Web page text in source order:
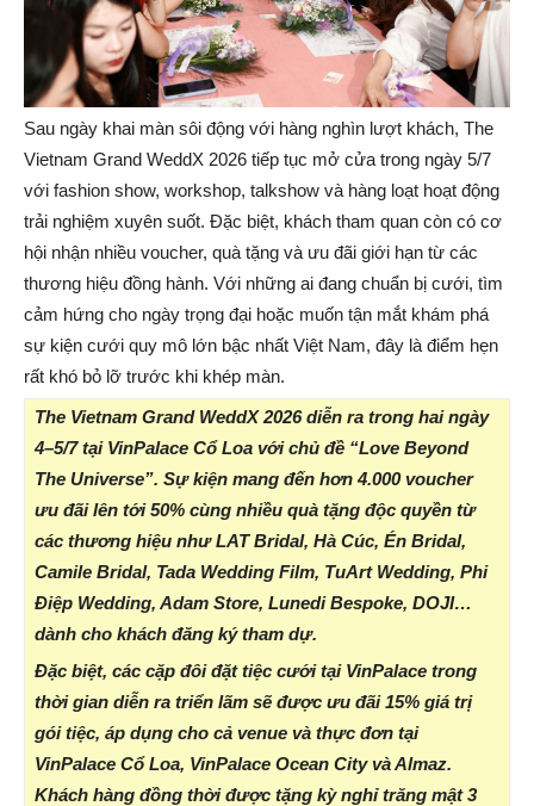
Sau ngày khai màn sôi động với hàng nghìn lượt khách, The
Vietnam Grand WeddX 2026 tiếp tục mở cửa trong ngày 5/7
với fashion show, workshop, talkshow và hàng loạt hoạt động
trải nghiệm xuyên suốt. Đặc biệt, khách tham quan còn có cơ
hội nhận nhiều voucher, quà tặng và ưu đãi giới hạn từ các
thương hiệu đồng hành. Với những ai đang chuẩn bị cưới, tìm
cảm hứng cho ngày trọng đại hoặc muốn tận mắt khám phá
sự kiện cưới quy mô lớn bậc nhất Việt Nam, đây là điểm hẹn
rất khó bỏ lỡ trước khi khép màn.
The Vietnam Grand WeddX 2026 diễn ra trong hai ngày
4–5/7 tại VinPalace Cổ Loa với chủ đề “Love Beyond
The Universe”. Sự kiện mang đến hơn 4.000 voucher
ưu đãi lên tới 50% cùng nhiều quà tặng độc quyền từ
các thương hiệu như LAT Bridal, Hà Cúc, Én Bridal,
Camile Bridal, Tada Wedding Film, TuArt Wedding, Phi
Điệp Wedding, Adam Store, Lunedi Bespoke, DOJI…
dành cho khách đăng ký tham dự.
Đặc biệt, các cặp đôi đặt tiệc cưới tại VinPalace trong
thời gian diễn ra triển lãm sẽ được ưu đãi 15% giá trị
gói tiệc, áp dụng cho cả venue và thực đơn tại
VinPalace Cổ Loa, VinPalace Ocean City và Almaz.
Khách hàng đồng thời được tặng kỳ nghỉ trăng mật 3